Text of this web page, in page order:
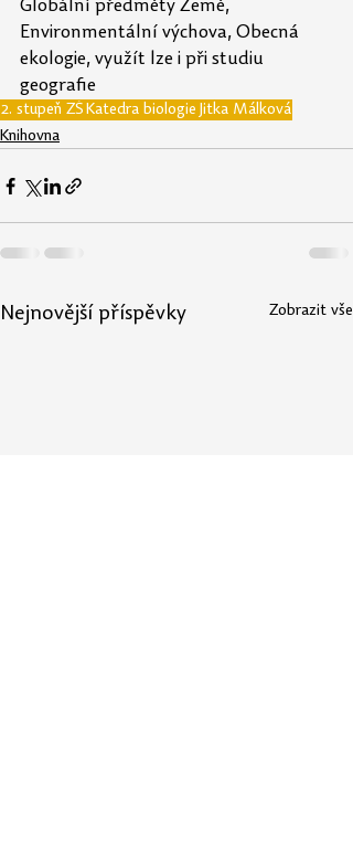
Globální předměty Země,
Environmentální výchova, Obecná
ekologie, využít lze i při studiu
geografie
2. stupeň ZŠ Katedra biologie Jitka Málková
Knihovna
Nejnovější příspěvky Zobrazit vše